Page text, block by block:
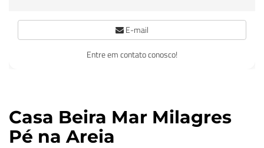
Casa Beira Mar Milagres
Pé na Areia
E-mail
Entre em contato conosco!